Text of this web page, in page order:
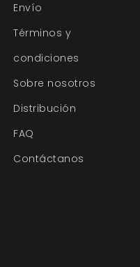
Envío
Términos y
condiciones
Sobre nosotros
Distribución
FAQ
Contáctanos